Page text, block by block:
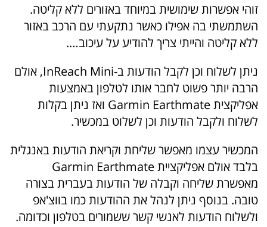
זוהי אפשרות שימושית במיוחד באזורים ללא קליטה.
השתמשתי בה אפילו כאשר נתקעתי עם הרכב באזור
ללא קליטה והייתי צריך להודיע על עיכוב….
ניתן לשלוח וכן לקבל הודעות ב-InReach Mini, אולם
הרבה יותר פשוט לחבר אותו לטלפון באמצעות
אפליקצית Garmin Earthmate ואז ניתן בקלות
לשלוח ולקבל הודעות וכן לשלוט במכשיר.
המכשיר עצמו מאפשר שליחת וקריאת הודעות באנגלית
בלבד אולם אפליקציית Garmin Earthmate
מאפשרת שליחה וקבלה של הודעות בעברית בצורה
טובה. בנוסף ניתן לנהל את ההודעות כמו בווצ'אפ
ולשלוח הודעות לאנשי קשר ששמורים בטלפון וכדומה.